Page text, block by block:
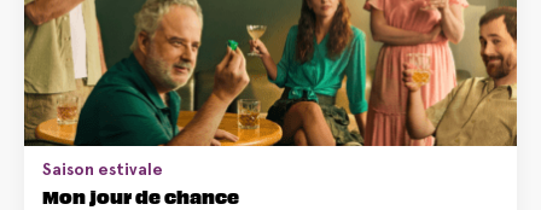
Saison estivale
Mon jour de chance